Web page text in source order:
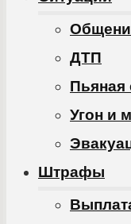
ДТП
Пьяная
Угон и
Штрафы